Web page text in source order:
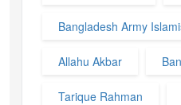
Bangladesh Army
Allahu Akbar
Tarique Rahman